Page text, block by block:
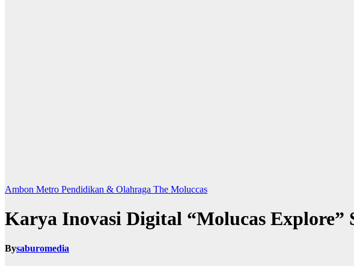
Ambon Metro Pendidikan & Olahraga The Moluccas
Karya Inovasi Digital “Molucas
Bysaburomedia